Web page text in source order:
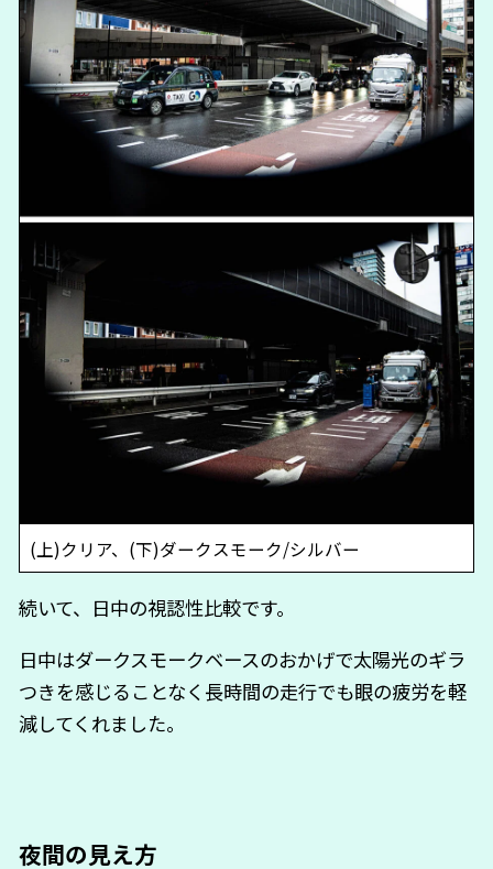
(上)クリア、(下)ダークスモーク/シルバー
続いて、日中の視認性比較です。
日中はダークスモークベースのおかげで太陽光のギラ
つきを感じることなく長時間の走行でも眼の疲労を軽
減してくれました。
夜間の見え方